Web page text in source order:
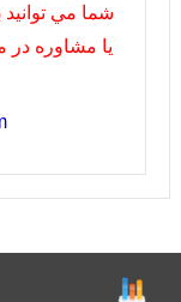
شما مي
يا مشاوره در